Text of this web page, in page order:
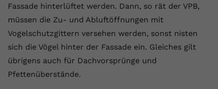
Fassade hinterlüftet werden. Dann, so rät der VPB,
müssen die Zu- und Abluftöffnungen mit
Vogelschutzgittern versehen werden, sonst nisten
sich die Vögel hinter der Fassade ein. Gleiches gilt
übrigens auch für Dachvorsprünge und
Pfettenüberstände.
Laufzeit Session
Zweck
Dieser von YouTube gesetzte Cookie
registriert eine eindeutige ID, um
Daten darüber zu speichern, welche
Videos von YouTube der Nutzer